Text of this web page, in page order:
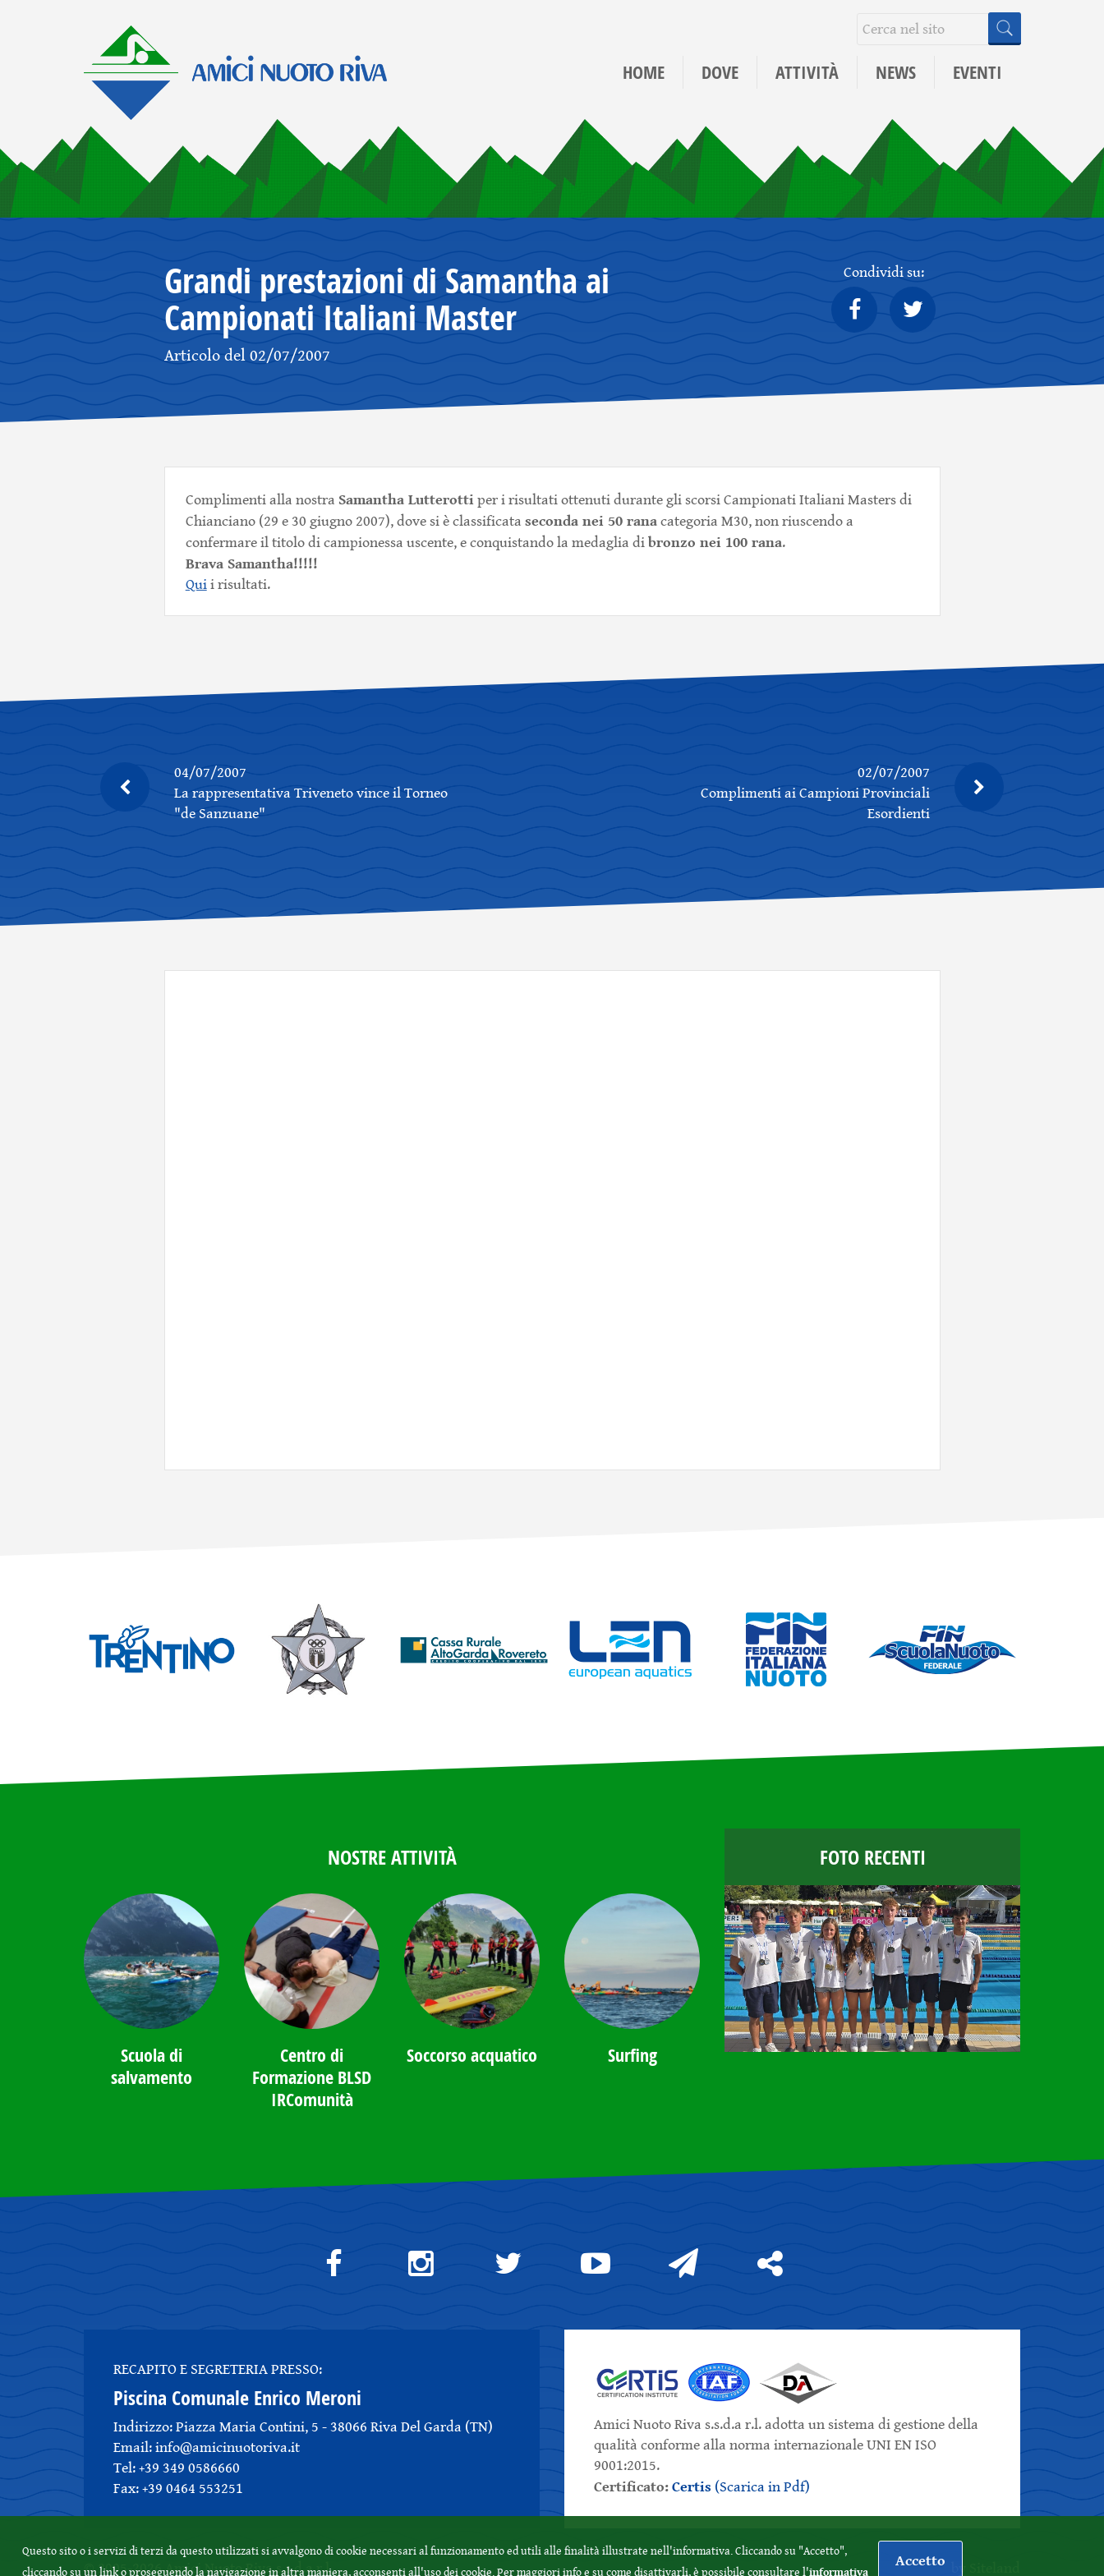
HOME DOVE ATTIVITÀ NEWS EVENTI
Grandi prestazioni di Samantha ai
Campionati Italiani Master
Articolo del 02/07/2007
Complimenti alla nostra Samantha Lutterottiper i risultati ottenuti durante gli scorsi Campionati Italiani Masters di
Chianciano (29 e 30 giugno 2007), dove si è classificataseconda nei 50 ranacategoria M30, non riuscendo a
confermare il titolo di campionessa uscente, e conquistando la medaglia dibronzo nei 100 rana.
Brava Samantha!!!!!
Quii risultati.
04/07/2007
La rappresentativa Triveneto vince il Torneo
"de Sanzuane"
02/07/2007
Complimenti ai Campioni Provinciali
Esordienti
NOSTRE ATTIVITÀ
Scuola di
salvamento
Centro di
Formazione BLSD
IRComunità
Soccorso acquatico Surfing
FOTO RECENTI
RECAPITO E SEGRETERIA PRESSO:
Piscina Comunale Enrico Meroni
Indirizzo: Piazza Maria Contini, 5 - 38066 Riva Del Garda (TN)
Email: info@amicinuotoriva.it
Tel: +39 349 0586660
Fax: +39 0464 553251
Amici Nuoto Riva s.s.d.a r.l. adotta un sistema di gestione della
qualità conforme alla norma internazionale UNI EN ISO
9001:2015.
Certificato:Certis (Scarica in Pdf)
© 2005-2026 Amici Nuoto Riva s.s.d.a r.l.
Questo sito o i servizi di terzi da questo utilizzati si avvalgono di cookie necessari al funzionamento ed utili alle finalità illustrate nell'informativa. Cliccando su "Accetto",
cliccando su un link o proseguendo la navigazione in altra maniera, acconsenti all'uso dei cookie. Per maggiori info e su come disattivarli, è possibile consultare l'informativa
Accetto